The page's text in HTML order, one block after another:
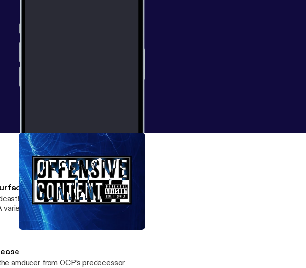
Today marks a reappearance of the
variety of different subjects come up.
amducer from OCP’s predecessor